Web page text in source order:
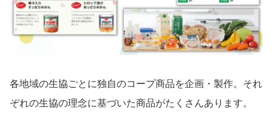
各地域の生協ごとに独自のコープ商品を企画・製作。それ
ぞれの生協の理念に基づいた商品がたくさんあります。